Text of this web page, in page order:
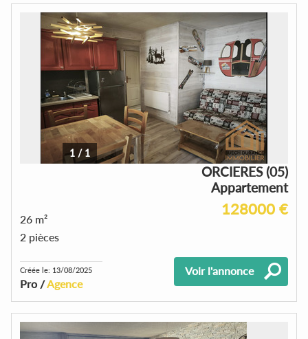
1 / 1
ORCIERES (05)
Appartement
128000 €
26 m²
2 pièces
Créée le: 13/08/2025
Pro /Agence
Voir l'annonce